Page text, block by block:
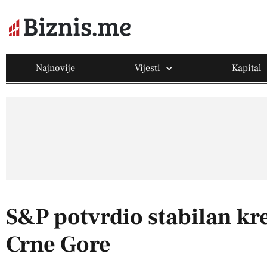
Najnovije Vijesti Kapital
S&P potvrdio stabilan
Crne Gore